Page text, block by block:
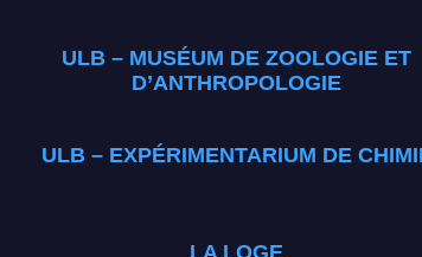
ULB – MUSÉUM DE ZOOLOGIE ET
D’ANTHROPOLOGIE
ULB – EXPÉRIMENTARIUM DE